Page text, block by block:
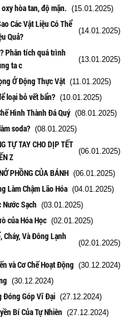
hòa tan, độ mặn. (15.01.2025)
Các Vật Liệu Có Thể
Quả?
(14.01.2025)
Phân tích quá trình
ta c
(13.01.2025)
Ở Động Thực Vật (11.01.2025)
loại bỏ vết bẩn? (10.01.2025)
Hình Thành Đá Quý (08.01.2025)
soda? (08.01.2025)
TỰ TAY CHO DỊP TẾT
Z
(06.01.2025)
PHỒNG CỦA BÁNH (06.01.2025)
Làm Chậm Lão Hóa (04.01.2025)
Nước Sạch (03.01.2025)
của Hóa Học (02.01.2025)
Và Đông Lạnh
(02.01.2025)
và Cơ Chế Hoạt Động (30.12.2024)
(30.12.2024)
Đóng Góp Vĩ Đại (27.12.2024)
Bí Của Tự Nhiên (27.12.2024)